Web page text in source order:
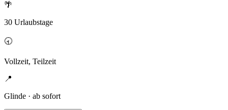
🌴
30 Urlaubstage
🕣
Vollzeit, Teilzeit
📍
Glinde · ab sofort